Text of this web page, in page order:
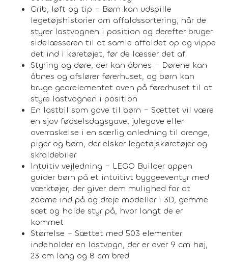
Grib, løft og tip – Børn kan udspille
legetøjshistorier om affaldssortering, når de
styrer lastvognen i position og derefter bruger
sidelæsseren til at samle affaldet op og vippe
det ind i køretøjet, før de læsser det af
Styring og døre, der kan åbnes – Dørene kan
åbnes og afslører førerhuset, og børn kan
bruge gearelementet oven på førerhuset til at
styre lastvognen i position
En lastbil som gave til børn – Sættet vil være
en sjov fødselsdagsgave, julegave eller
overraskelse i en særlig anledning til drenge,
piger og børn, der elsker legetøjskøretøjer og
skraldebiler
Intuitiv vejledning – LEGO Builder appen
guider børn på et intuitivt byggeeventyr med
værktøjer, der giver dem mulighed for at
zoome ind på og dreje modeller i 3D, gemme
sæt og holde styr på, hvor langt de er
kommet
Størrelse – Sættet med 503 elementer
indeholder en lastvogn, der er over 9 cm høj,
23 cm lang og 8 cm bred